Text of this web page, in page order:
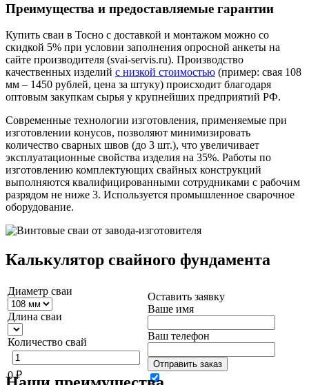
Преимущества и предоставляемые гарантии
Купить сваи в Тосно с доставкой и монтажом можно со
скидкой 5% при условии заполнения опросной анкеты на
сайте производителя (svai-servis.ru). Производство
качественных изделий с низкой стоимостью (пример: свая 108
мм – 1450 рублей, цена за штуку) происходит благодаря
оптовым закупкам сырья у крупнейших предприятий РФ.
Современные технологии изготовления, применяемые при
изготовлении конусов, позволяют минимизировать
количество сварных швов (до 3 шт.), что увеличивает
эксплуатационные свойства изделия на 35%. Работы по
изготовлению комплектующих свайных конструкций
выполняются квалифицированными сотрудниками с рабочим
разрядом не ниже 3. Используется промышленное сварочное
оборудование.
Калькулятор свайного фундамента
Диаметр сваи
Длина сваи
Количество свай
0₽
Оставить заявку
Ваше имя
Ваш телефон
Отправить заказ